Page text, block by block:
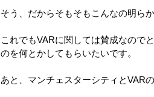
そう、だからそもそもこんなの明ら
これでもVARに関しては賛成なので
のを何とかしてもらいたいです。
あと、マンチェスターシティとVAR